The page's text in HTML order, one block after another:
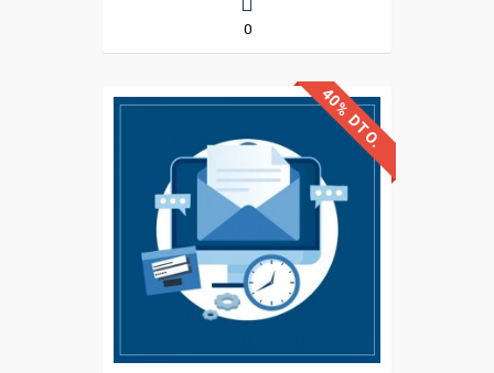
0
40% DTO.
Descuentos especiales
Sin requisitos de acceso
Diploma
Compra segura